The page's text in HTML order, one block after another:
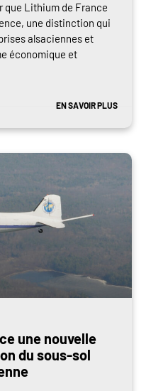
que Lithium de France
une distinction qui
alsaciennes et
économique et
EN SAVOIR PLUS
une nouvelle
du sous-sol